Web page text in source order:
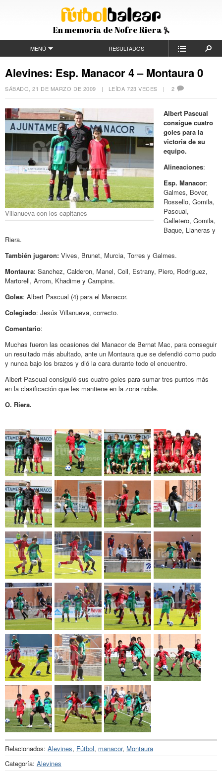
En memoria de Nofre Riera
MENÚ RESULTADOS
Alevines: Esp. Manacor 4 – Montaura 0
SÁBADO, 21 DE MARZO DE 2009 | LEÍDA 723 VECES |2
Villanueva con los capitanes
Albert Pascual
consigue cuatro
goles para la
victoria de su
equipo.
Alineaciones:
Esp. Manacor:
Galmes, Bover,
Rossello, Gomila,
Pascual,
Galletero, Gomila,
Baque, Llaneras y
Riera.
También jugaron: Vives, Brunet, Murcia, Torres y Galmes.
Montaura: Sanchez, Calderon, Manel, Coll, Estrany, Piero, Rodriguez,
Martorell, Arrom, Khadime y Campins.
Goles: Albert Pascual (4) para el Manacor.
Colegiado: Jesús Villanueva, correcto.
Comentario:
Muchas fueron las ocasiones del Manacor de Bernat Mac, para conseguir
un resultado más abultado, ante un Montaura que se defendió como pudo
y nunca bajo los brazos y dió la cara durante todo el encuentro.
Albert Pascual consiguió sus cuatro goles para sumar tres puntos más
en la clasificación que les mantiene en la zona noble.
O. Riera.
Relacionados: Alevines, Fútbol, manacor, Montaura
Categoría: Alevines